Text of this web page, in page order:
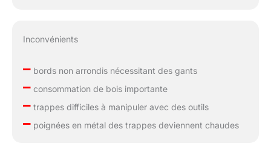
Inconvénients
–bords non arrondis nécessitant des gants
–consommation de bois importante
–trappes difficiles à manipuler avec des outils
–poignées en métal des trappes deviennent chaudes